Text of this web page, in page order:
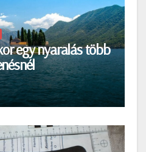
egy nyaralás több